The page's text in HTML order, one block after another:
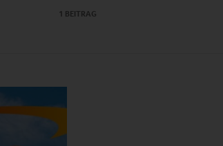
1 BEITRAG